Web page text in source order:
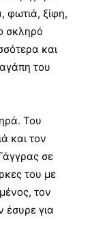
φωτιά, ξίφη,
σκληρό
και
του
Του
και τον
σε
του με
τον
έσυρε για